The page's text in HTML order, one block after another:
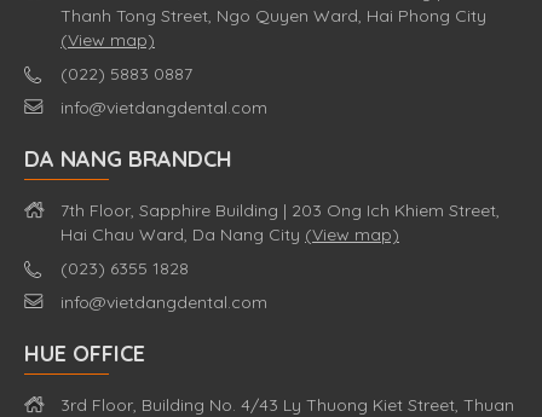
Thanh Tong Street, Ngo Quyen Ward, Hai Phong City
(View map)
(022) 5883 0887
info@vietdangdental.com
DA NANG BRANDCH
7th Floor, Sapphire Building | 203 Ong Ich Khiem Street,
Hai Chau Ward, Da Nang City (View map)
(023) 6355 1828
info@vietdangdental.com
HUE OFFICE
3rd Floor, Building No. 4/43 Ly Thuong Kiet Street, Thuan